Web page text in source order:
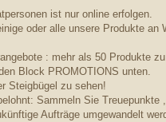
ist nur online erfolgen.
oder alle unsere Produkte an
: mehr als 50 Produkte
Block PROMOTIONS unten.
Steigbügel zu sehen!
Sammeln Sie Treuepunkte
Aufträge umgewandelt